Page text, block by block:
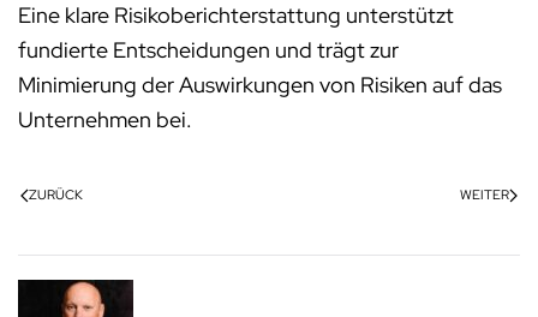
Eine klare Risikoberichterstattung unterstützt
fundierte Entscheidungen und trägt zur
Minimierung der Auswirkungen von Risiken auf das
Unternehmen bei.
ZURÜCK WEITER